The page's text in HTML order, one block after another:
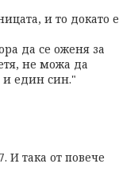
и то докато е
да се оженя за
не можа да
и един син."
И така от повече